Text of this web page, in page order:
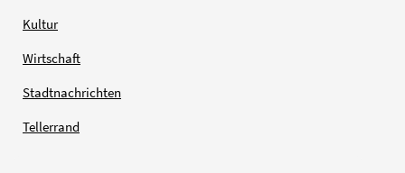
Kultur
Wirtschaft
Stadtnachrichten
Tellerrand